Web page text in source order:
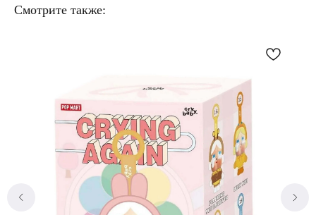
Смотрите также: